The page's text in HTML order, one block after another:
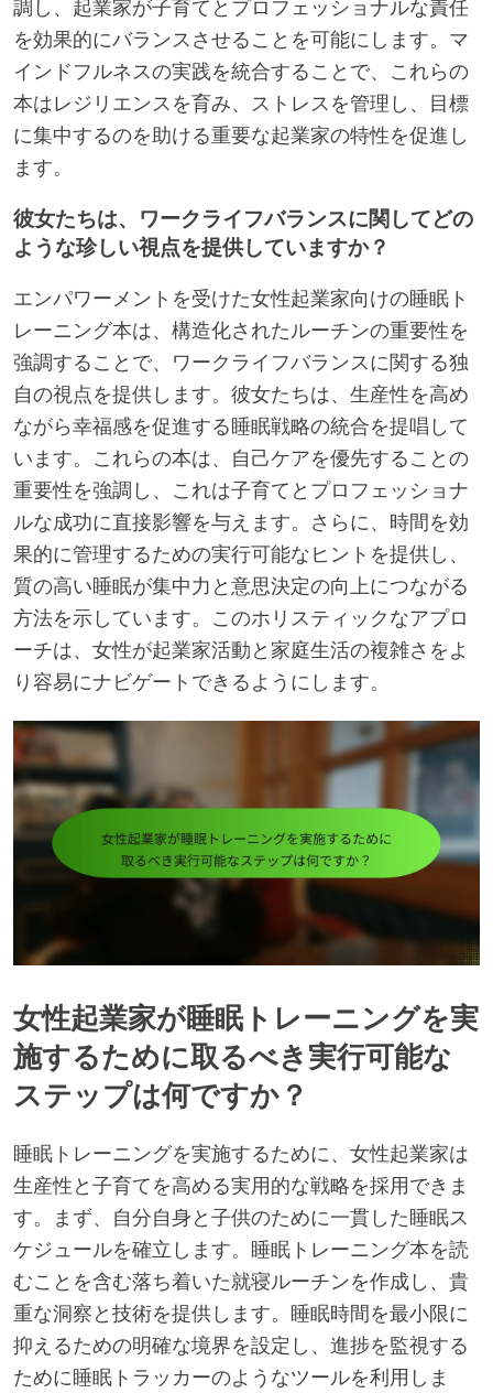
調し、起業家が子育てとプロフェッショナルな責任
を効果的にバランスさせることを可能にします。マ
インドフルネスの実践を統合することで、これらの
本はレジリエンスを育み、ストレスを管理し、目標
に集中するのを助ける重要な起業家の特性を促進し
ます。
彼女たちは、ワークライフバランスに関してどの
ような珍しい視点を提供していますか？
エンパワーメントを受けた女性起業家向けの睡眠ト
レーニング本は、構造化されたルーチンの重要性を
強調することで、ワークライフバランスに関する独
自の視点を提供します。彼女たちは、生産性を高め
ながら幸福感を促進する睡眠戦略の統合を提唱して
います。これらの本は、自己ケアを優先することの
重要性を強調し、これは子育てとプロフェッショナ
ルな成功に直接影響を与えます。さらに、時間を効
果的に管理するための実行可能なヒントを提供し、
質の高い睡眠が集中力と意思決定の向上につながる
方法を示しています。このホリスティックなアプロ
ーチは、女性が起業家活動と家庭生活の複雑さをよ
り容易にナビゲートできるようにします。
女性起業家が睡眠トレーニングを実
施するために取るべき実行可能な
ステップは何ですか？
睡眠トレーニングを実施するために、女性起業家は
生産性と子育てを高める実用的な戦略を採用できま
す。まず、自分自身と子供のために一貫した睡眠ス
ケジュールを確立します。睡眠トレーニング本を読
むことを含む落ち着いた就寝ルーチンを作成し、貴
重な洞察と技術を提供します。睡眠時間を最小限に
抑えるための明確な境界を設定し、進捗を監視する
ために睡眠トラッカーのようなツールを利用しま